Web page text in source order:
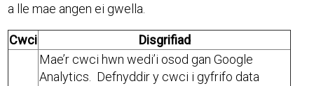
a lle mae angen ei gwella.
Cwci Disgrifiad
Mae’r cwci hwn wedi’i osod gan Google
Analytics. Defnyddir y cwci i gyfrifo data